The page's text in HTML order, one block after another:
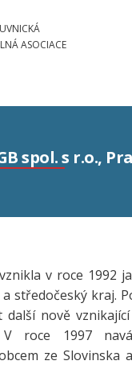
ASOCIACE
spol. s r.o.,
v roce 1992
středočeský kraj.
další nově
roce 1997
ze Slovinska